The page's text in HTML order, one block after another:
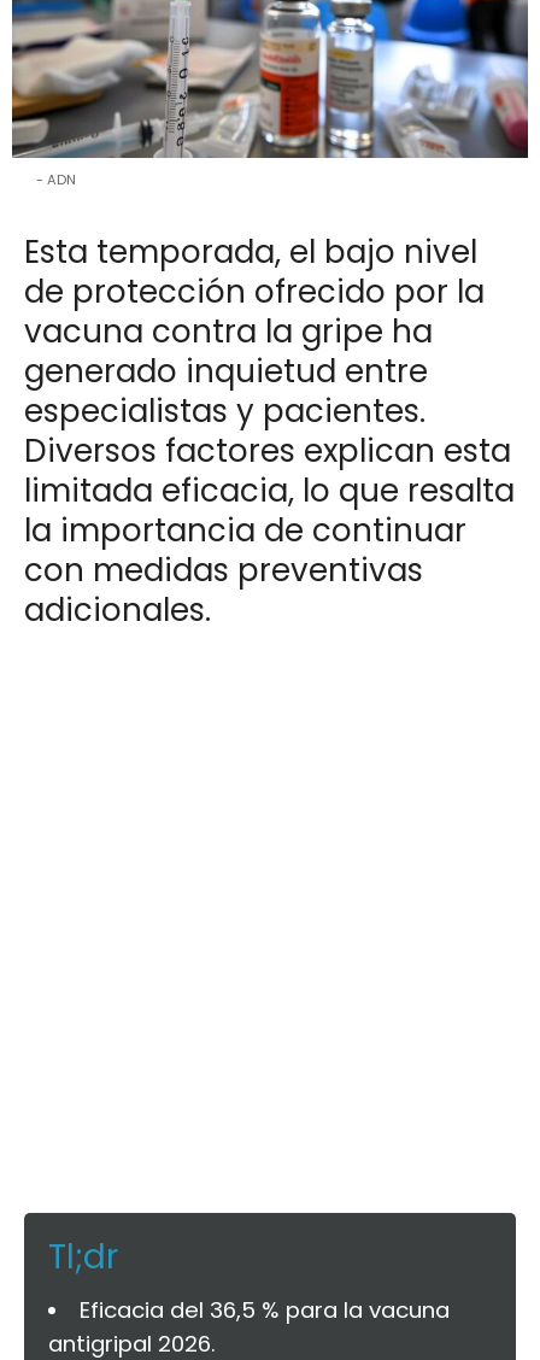
ADN
Esta temporada, el bajo nivel
de protección ofrecido por la
vacuna contra la gripe ha
generado inquietud entre
especialistas y pacientes.
Diversos factores explican esta
limitada eficacia, lo que resalta
la importancia de continuar
con medidas preventivas
adicionales.
Tl;dr
Eficacia del 36,5 % para la vacuna
antigripal 2026.